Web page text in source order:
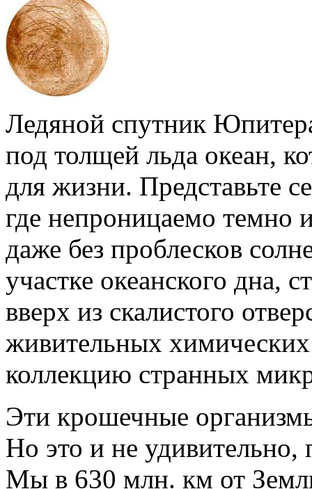
Ледяной спутник
под толщей льда океан,
для жизни. Представьте
где непроницаемо темно
даже без проблесков
участке океанского дна,
вверх из скалистого
живительных
коллекцию странных
Эти крошечные
Но это и не
Мы в 630 млн. км от